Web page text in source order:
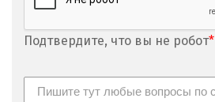
Подтвердите, что вы не робот*